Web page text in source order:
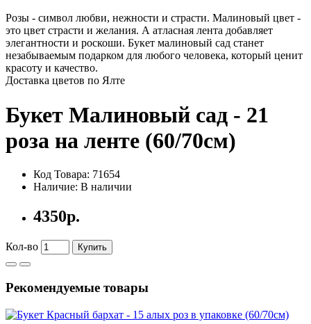
Розы - символ любви, нежности и страсти. Малиновый цвет -
это цвет страсти и желания. А атласная лента добавляет
элегантности и роскоши. Букет малиновый сад станет
незабываемым подарком для любого человека, который ценит
красоту и качество.
Доставка цветов по Ялте
Букет Малиновый сад - 21
роза на ленте (60/70см)
Код Товара: 71654
Наличие: В наличии
4350р.
Кол-во Купить
Рекомендуемые товары